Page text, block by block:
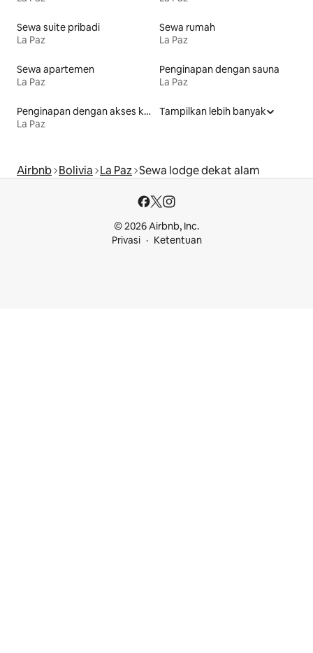
Sewa suite pribadi
La Paz
Sewa rumah
La Paz
Sewa apartemen
La Paz
Penginapan dengan sauna
La Paz
Penginapan dengan akses ke danau
La Paz
Tampilkan lebih banyak
Airbnb Bolivia La Paz Sewa lodge dekat alam
© 2026 Airbnb, Inc.
Privasi
Ketentuan